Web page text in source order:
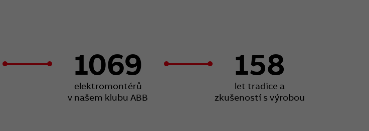
1069
elektromontérů
v našem klubu ABB
158
let tradice a
zkušeností s výrobou